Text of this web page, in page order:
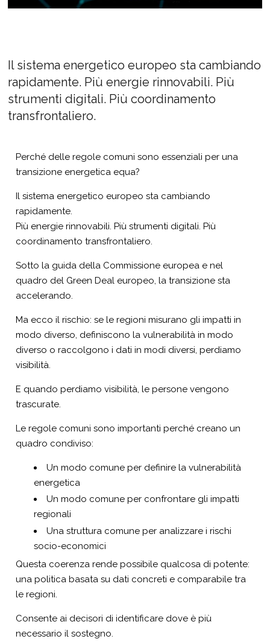
Il sistema energetico europeo sta cambiando
rapidamente. Più energie rinnovabili. Più
strumenti digitali. Più coordinamento
transfrontaliero.
Perché delle regole comuni sono essenziali per una
transizione energetica equa?
Il sistema energetico europeo sta cambiando
rapidamente.
Più energie rinnovabili. Più strumenti digitali. Più
coordinamento transfrontaliero.
Sotto la guida della Commissione europea e nel
quadro del Green Deal europeo, la transizione sta
accelerando.
Ma ecco il rischio: se le regioni misurano gli impatti in
modo diverso, definiscono la vulnerabilità in modo
diverso o raccolgono i dati in modi diversi, perdiamo
visibilità.
E quando perdiamo visibilità, le persone vengono
trascurate.
Le regole comuni sono importanti perché creano un
quadro condiviso:
Un modo comune per definire la vulnerabilità
energetica
Un modo comune per confrontare gli impatti
regionali
Una struttura comune per analizzare i rischi
socio-economici
Questa coerenza rende possibile qualcosa di potente:
una politica basata su dati concreti e comparabile tra
le regioni.
Consente ai decisori di identificare dove è più
necessario il sostegno.